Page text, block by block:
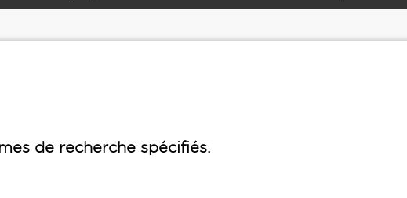
de recherche spécifiés.